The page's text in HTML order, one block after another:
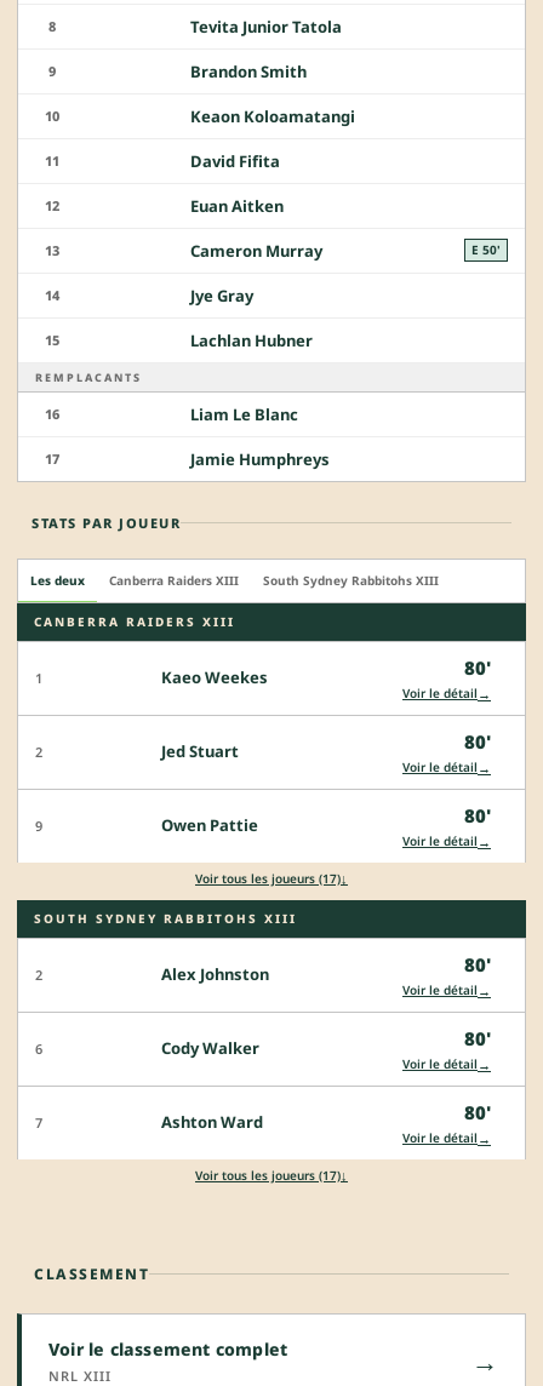
8 Tevita Junior Tatola
9 Brandon Smith
10 Keaon Koloamatangi
11 David Fifita
12 Euan Aitken
13 Cameron Murray E 50'
14 Jye Gray
15 Lachlan Hubner
REMPLACANTS
16 Liam Le Blanc
17 Jamie Humphreys
STATS PAR JOUEUR
Les deux Canberra Raiders XIII South Sydney Rabbitohs XIII
CANBERRA RAIDERS XIII
1 Kaeo Weekes 80'
Voir le détail →
2 Jed Stuart 80'
Voir le détail →
9 Owen Pattie 80'
Voir le détail →
Voir tous les joueurs (17)↓
SOUTH SYDNEY RABBITOHS XIII
2 Alex Johnston 80'
Voir le détail →
6 Cody Walker 80'
Voir le détail →
7 Ashton Ward 80'
Voir le détail →
Voir tous les joueurs (17)↓
CLASSEMENT
Voir le classement complet
NRL XIII →